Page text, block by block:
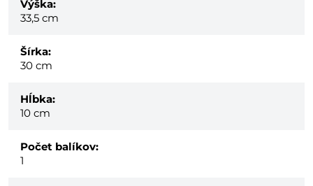
Výška:
33,5 cm
Šírka:
30 cm
Hĺbka:
10 cm
Počet balíkov:
1